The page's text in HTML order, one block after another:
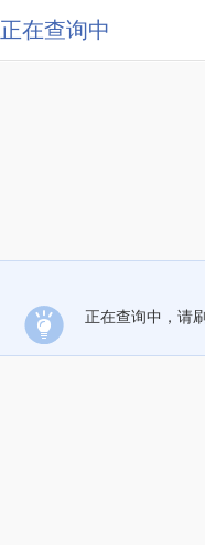
正在查询中
正在查询中，请